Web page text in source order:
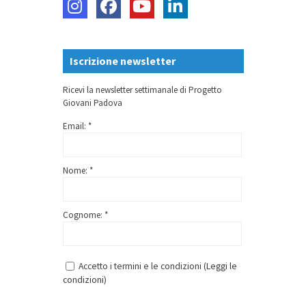
Iscrizione newsletter
Ricevi la newsletter settimanale di Progetto
Giovani Padova
Email: *
Nome: *
Cognome: *
Accetto i termini e le condizioni (Leggi le
condizioni)